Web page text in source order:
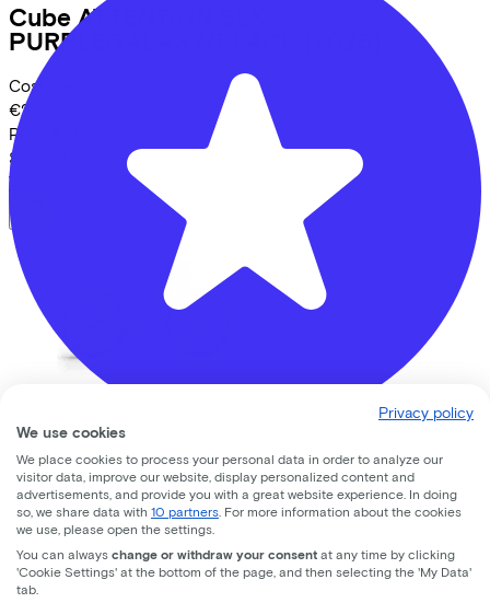
Bike Totaal Smeeing
Koningsweg 16
3762 EC Soest
Cube ATTENTION SLX
PURPLEGALAXY/BLACK
Costs per month from
€28,41
Price
Save
View
Conway Razz 9.0
Costs per month from
€30,42
Price €999,95
Save€485,28
View
Lease a Bike
Privacy policy
We use cookies
We place cookies to process your personal data in order to analyze our
visitor data, improve our website, display personalized content and
advertisements, and provide you with a great website experience. In doing
so, we share data with 10 partners . For more information about the cookies
we use, please open the settings.
You can always change or withdraw your consent at any time by clicking
'Cookie Settings' at the bottom of the page, and then selecting the 'My Data'
tab.